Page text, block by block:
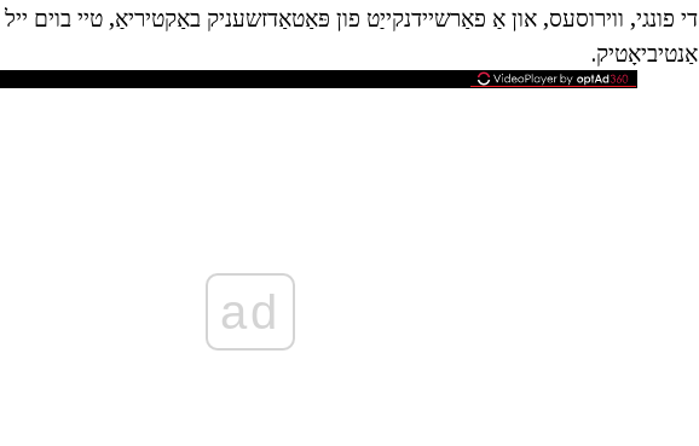
די פונגי, ווירוסעס, און אַ פאַרשיידנקייַט פון פּאַטאַדזשעניק באַקטיריאַ, טיי בוים
אַנטיביאָטיק.
ad